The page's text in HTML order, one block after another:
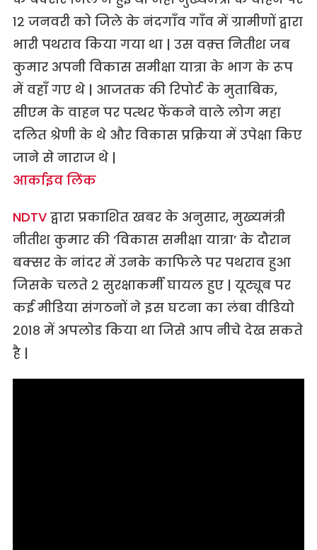
१२ जनवरी को जिले के नंदगाँव गाँव में ग्रामीणों द्वारा
भारी पथराव किया गया था | उस वक़्त नितीश जब
कुमार अपनी विकास समीक्षा यात्रा के भाग के रूप
में वहाँ गए थे | आजतक की रिपोर्ट के मुताबिक,
सीएम के वाहन पर पत्थर फेंकने वाले लोग महा
दलित श्रेणी के थे और विकास प्रक्रिया में उपेक्षा किए
जाने से नाराज थे |
आर्काइव लिंक
NDTVद्वारा प्रकाशित खबर के अनुसार, मुख्‍यमंत्री
नीतीश कुमार की ‘विकास समीक्षा यात्रा’ के दौरान
बक्‍सर के नांदर में उनके काफिले पर पथराव हुआ
जिसके चलते २ सुरक्षाकर्मी घायल हुए | यूट्यूब पर
कई मीडिया संगठनों ने इस घटना का लंबा वीडियो
२०१८ में अपलोड किया था जिसे आप नीचे देख सकते
है |